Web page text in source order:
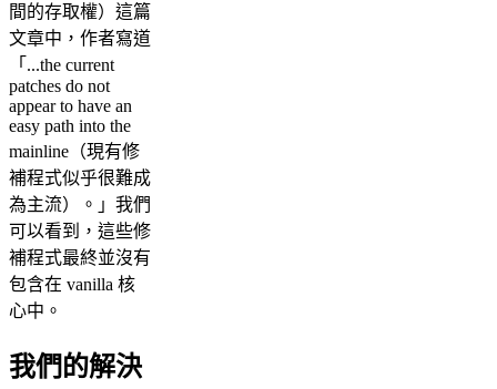
間的存取權）這篇
文章中，作者寫道
「...the current
patches do not
appear to have an
easy path into the
mainline（現有修
補程式似乎很難成
為主流）。」我們
可以看到，這些修
補程式最終並沒有
包含在 vanilla 核
心中。
我們的解決